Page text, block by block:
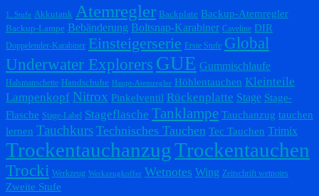
1. Stufe Akkutank Atemregler Backplate Backup-Atemregler
Backup-Lampe Bebänderung Boltsnap-Karabiner Caveline DIR
Doppelender-Karabiner Einsteigerserie Erste Stufe Global
Underwater Explorers GUE Gummischlaufe
Halsmanschette Handschuhe Haupt-Atemregler Höhlentauchen Kleinteile
Lampenkopf Nitrox Pinkelventil Rückenplatte Stage Stage-
Flasche Stage-Label Stageflasche Tanklampe Tauchanzug tauchen
lernen Tauchkurs Technisches Tauchen Tec Tauchen Trimix
TrockentauchanzugTrockentauchen
Trocki Werkzeug Werkzeugkoffer Wetnotes Wing Zeitschrift wetnotes
Zweite Stufe